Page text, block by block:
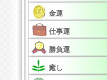
金運
仕事運
勝負運
癒し